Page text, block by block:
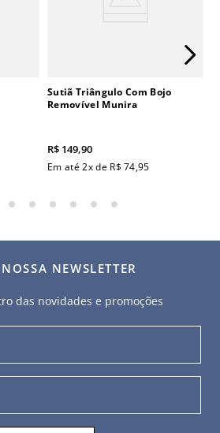
Sutiã Triângulo Com Bojo
Removível Munira
R$ 149,90
Em até2x de R$ 74,95
NEWSLETTER
das novidades e promoções